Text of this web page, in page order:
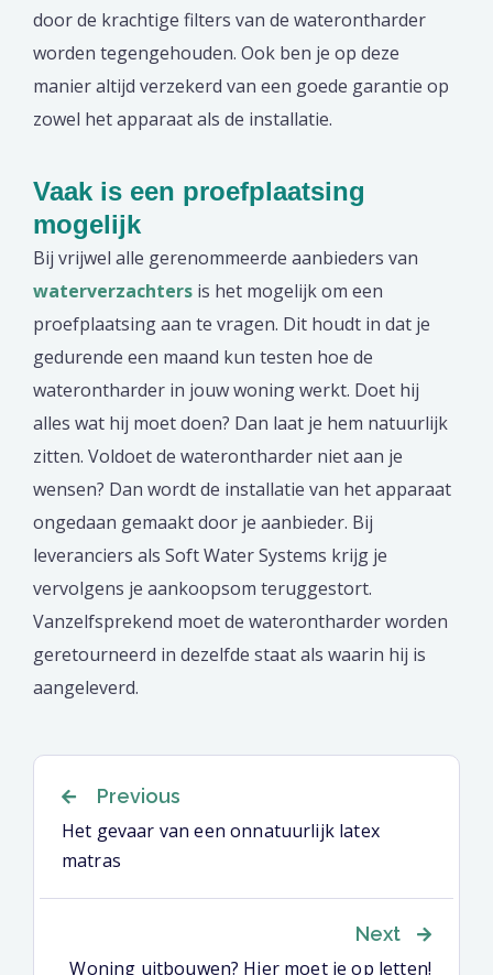
door de krachtige filters van de waterontharder
worden tegengehouden. Ook ben je op deze
manier altijd verzekerd van een goede garantie op
zowel het apparaat als de installatie.
Vaak is een proefplaatsing
mogelijk
Bij vrijwel alle gerenommeerde aanbieders van
waterverzachters is het mogelijk om een
proefplaatsing aan te vragen. Dit houdt in dat je
gedurende een maand kun testen hoe de
waterontharder in jouw woning werkt. Doet hij
alles wat hij moet doen? Dan laat je hem natuurlijk
zitten. Voldoet de waterontharder niet aan je
wensen? Dan wordt de installatie van het apparaat
ongedaan gemaakt door je aanbieder. Bij
leveranciers als Soft Water Systems krijg je
vervolgens je aankoopsom teruggestort.
Vanzelfsprekend moet de waterontharder worden
geretourneerd in dezelfde staat als waarin hij is
aangeleverd.
Berichtnavigatie
Previous
Het gevaar van een onnatuurlijk latex
matras
Next
Woning uitbouwen? Hier moet je op letten!